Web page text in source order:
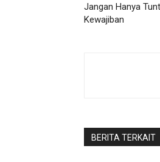
Jangan Hanya
Kewajiban
BERITA TERKAIT